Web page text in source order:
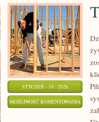
STYCZEŃ - 10 - 2026
MOŻLIWOŚĆ KOMENTOWANIA